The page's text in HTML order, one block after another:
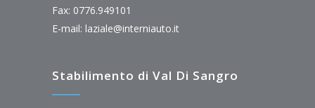
Fax: 0776.949101
E-mail: laziale@interniauto.it
Stabilimento di Val Di Sangro